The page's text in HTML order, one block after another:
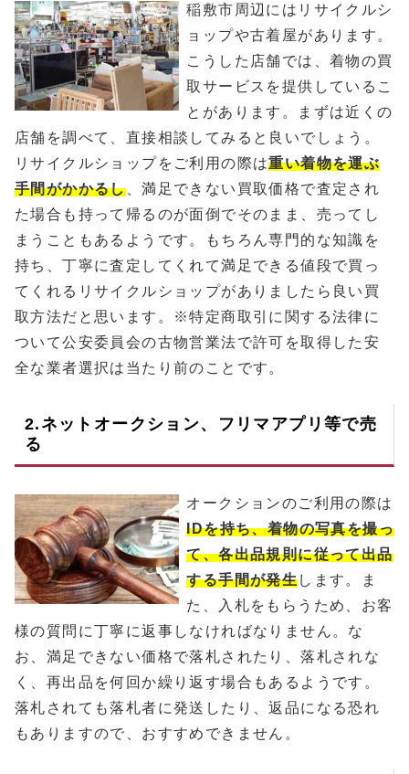
稲敷市周辺にはリサイクルシ
ョップや古着屋があります。
こうした店舗では、着物の買
取サービスを提供しているこ
とがあります。まずは近くの
店舗を調べて、直接相談してみると良いでしょう。
リサイクルショップをご利用の際は重い着物を運ぶ
手間がかかるし、満足できない買取価格で査定され
た場合も持って帰るのが面倒でそのまま、売ってし
まうこともあるようです。もちろん専門的な知識を
持ち、丁寧に査定してくれて満足できる値段で買っ
てくれるリサイクルショップがありましたら良い買
取方法だと思います。※特定商取引に関する法律に
ついて公安委員会の古物営業法で許可を取得した安
全な業者選択は当たり前のことです。
2.ネットオークション、フリマアプリ等で売
る
オークションのご利用の際は
IDを持ち、着物の写真を撮っ
て、各出品規則に従って出品
する手間が発生します。ま
た、入札をもらうため、お客
様の質問に丁寧に返事しなければなりません。な
お、満足できない価格で落札されたり、落札されな
く、再出品を何回か繰り返す場合もあるようです。
落札されても落札者に発送したり、返品になる恐れ
もありますので、おすすめできません。